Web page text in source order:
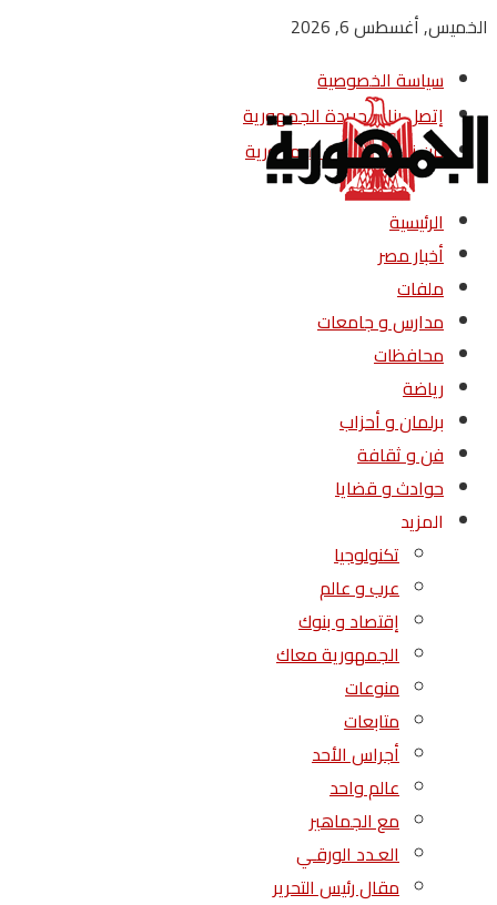
الخميس, أغسطس 6, 2026
سياسة الخصوصية
إتصل بنا – جريدة الجمهورية
من نحن – جريدة الجمهورية
الرئيسية
أخبار مصر
ملفات
مدارس و جامعات
محافظات
رياضة
برلمان و أحزاب
فن و ثقافة
حوادث و قضايا
المزيد
تكنولوجيا
عرب و عالم
إقتصاد و بنوك
الجمهورية معاك
منوعات
متابعات
أجراس الأحد
عالم واحد
مع الجماهير
العـدد الورقـي
مقال رئيس التحرير